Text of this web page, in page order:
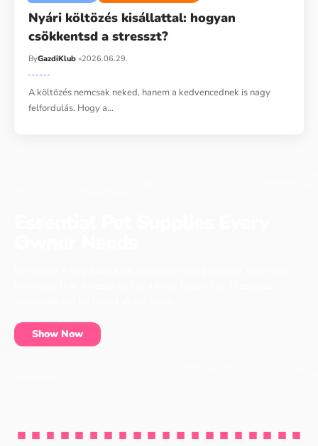
Nyári költözés kisállattal: hogyan
csökkentsd a stresszt?
ByGazdiKlub 2026.06.29.
A költözés nemcsak neked, hanem a kedvencednek is nagy
felfordulás. Hogy a…
Show Now